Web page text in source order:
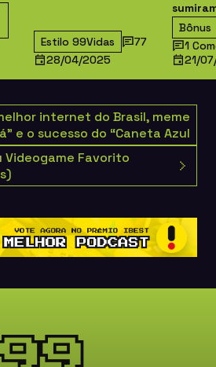
Estilo 99Vidas
77
28/04/2025
Bônus
1
21/
internet do Brasil, meme
e o sucesso do “Caneta Azul
Videogame Favorito